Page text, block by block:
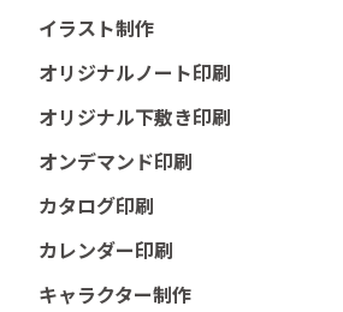
イラスト制作
オリジナルノート印刷
オリジナル下敷き印刷
オンデマンド印刷
カタログ印刷
カレンダー印刷
キャラクター制作